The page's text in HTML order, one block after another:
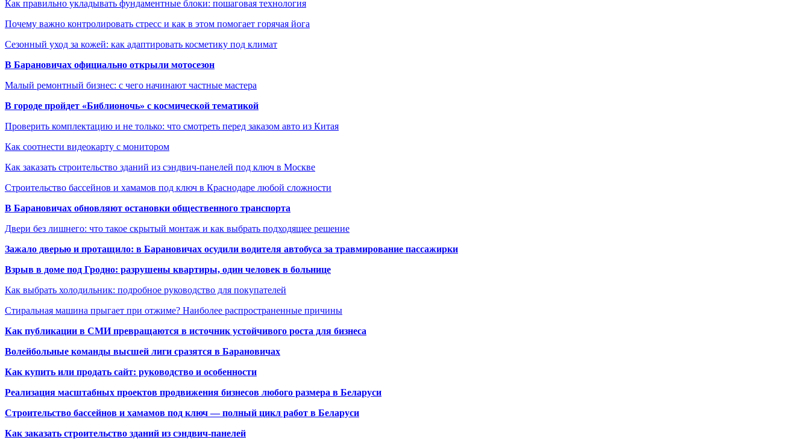
Как правильно укладывать фундаментные блоки: пошаговая технология
Почему важно контролировать стресс и как в этом помогает горячая йога
Сезонный уход за кожей: как адаптировать косметику под климат
В Барановичах официально открыли мотосезон
Малый ремонтный бизнес: с чего начинают частные мастера
В городе пройдет «Библионочь» с космической тематикой
Проверить комплектацию и не только: что смотреть перед заказом авто из Китая
Как соотнести видеокарту с монитором
Как заказать строительство зданий из сэндвич-панелей под ключ в Москве
Строительство бассейнов и хамамов под ключ в Краснодаре любой сложности
В Барановичах обновляют остановки общественного транспорта
Двери без лишнего: что такое скрытый монтаж и как выбрать подходящее решение
Зажало дверью и протащило: в Барановичах осудили водителя автобуса за травмирование пассажирки
Взрыв в доме под Гродно: разрушены квартиры, один человек в больнице
Как выбрать холодильник: подробное руководство для покупателей
Стиральная машина прыгает при отжиме? Наиболее распространенные причины
Как публикации в СМИ превращаются в источник устойчивого роста для бизнеса
Волейбольные команды высшей лиги сразятся в Барановичах
Как купить или продать сайт: руководство и особенности
Реализация масштабных проектов продвижения бизнесов любого размера в Беларуси
Строительство бассейнов и хамамов под ключ — полный цикл работ в Беларуси
Как заказать строительство зданий из сэндвич-панелей